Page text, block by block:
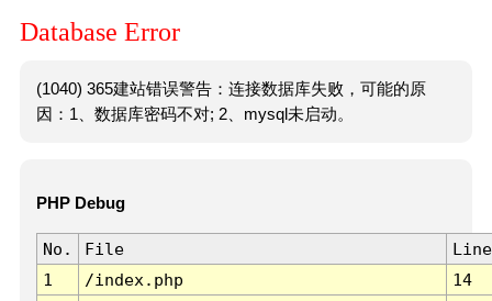
Database Error
(1040) 365建站错误警告：连接数据库失败，可能的原
因：1、数据库密码不对; 2、mysql未启动。
PHP Debug
No. File
Line
1
/index.php 14